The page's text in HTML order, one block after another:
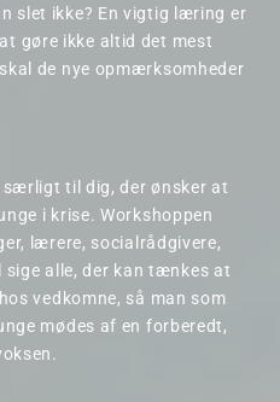
slet ikke? En vigtig læring er
gøre ikke altid det mest
de nye opmærksomheder
særligt til dig, der ønsker at
i krise. Workshoppen
lærere, socialrådgivere,
alle, der kan tænkes at
vedkomne, så man som
mødes af en forberedt,